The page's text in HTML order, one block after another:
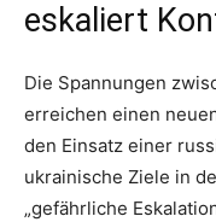
eskaliert
Die Spannungen
erreichen einen
den Einsatz einer
ukrainische Ziele in
„gefährliche